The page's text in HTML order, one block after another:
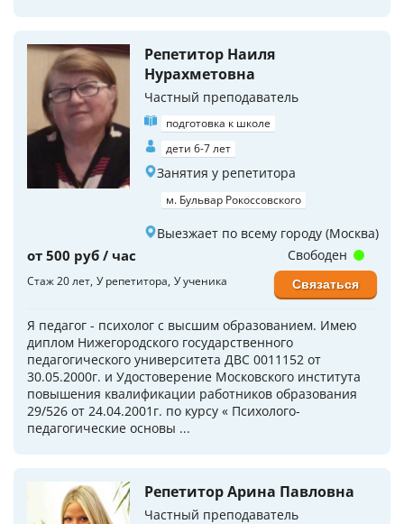
Репетитор Наиля
Нурахметовна
Частный преподаватель
подготовка к школе
дети 6-7 лет
Занятия у репетитора
м. Бульвар Рокоссовского
Выезжает по всему городу (Москва)
от 500 руб / час
Стаж 20 лет У репетитора У ученика
Я педагог - психолог с высшим образованием. Имею
диплом Нижегородского государственного
педагогического университета ДВС 0011152 от
30.05.2000г. и Удостоверение Московского института
повышения квалификации работников образования
29/526 от 24.04.2001г. по курсу « Психолого-
педагогические основы ...
Свободен
Связаться
Репетитор Арина Павловна
Частный преподаватель